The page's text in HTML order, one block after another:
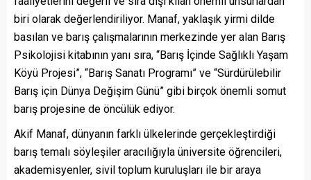
biri olarak değerlendiriliyor. Manaf, yaklaşık yirmi dilde
basılan ve barış çalışmalarının merkezinde yer alan Barış
Psikolojisi kitabının yanı sıra, “Barış İçinde Sağlıklı Yaşam
Köyü Projesi”, “Barış Sanatı Programı” ve “Sürdürülebilir
Barış için Dünya Değişim Günü” gibi birçok önemli somut
barış projesine de öncülük ediyor.
Akif Manaf, dünyanın farklı ülkelerinde gerçekleştirdiği
barış temalı söyleşiler aracılığıyla üniversite öğrencileri,
akademisyenler, sivil toplum kuruluşları ile bir araya